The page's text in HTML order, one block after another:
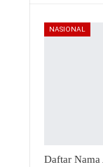
NASIONAL
Daftar Nama